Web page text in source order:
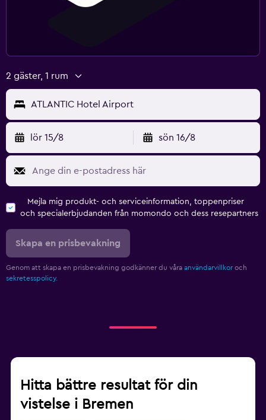
2 gäster, 1 rum
ATLANTIC Hotel Airport
lör 15/8 sön 16/8
Mejla mig produkt- och serviceinformation, toppenpriser
och specialerbjudanden från momondo och dess resepartners
Skapa en prisbevakning
Genom att skapa en prisbevakning godkänner du våra användarvillkor och
sekretesspolicy.
Hitta bättre resultat för din
vistelse i Bremen